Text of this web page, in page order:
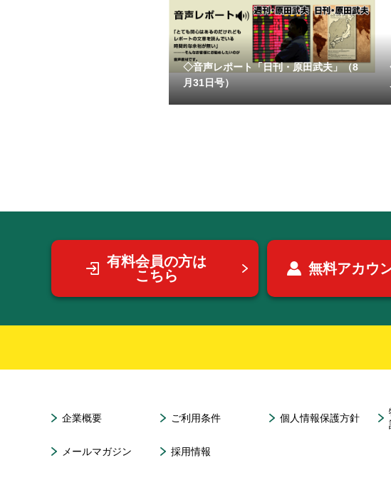
◇音声レポート「日刊・原田武夫」（8
月31日号）
有料会員の方は
こちら
無料アカウ
企業概要 ご利用条件 個人情報保護方針
メールマガジン 採用情報